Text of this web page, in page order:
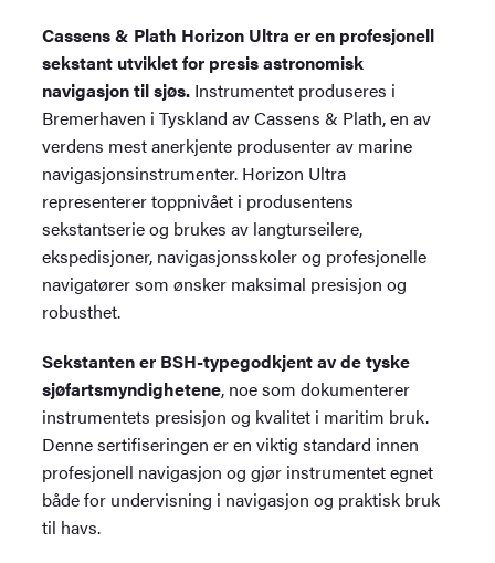
Cassens & Plath Horizon Ultra er en profesjonell
sekstant utviklet for presis astronomisk
navigasjon til sjøs. Instrumentet produseres i
Bremerhaven i Tyskland av Cassens & Plath, en av
verdens mest anerkjente produsenter av marine
navigasjonsinstrumenter. Horizon Ultra
representerer toppnivået i produsentens
sekstantserie og brukes av langturseilere,
ekspedisjoner, navigasjonsskoler og profesjonelle
navigatører som ønsker maksimal presisjon og
robusthet.
Sekstanten er BSH-typegodkjent av de tyske
sjøfartsmyndighetene, noe som dokumenterer
instrumentets presisjon og kvalitet i maritim bruk.
Denne sertifiseringen er en viktig standard innen
profesjonell navigasjon og gjør instrumentet egnet
både for undervisning i navigasjon og praktisk bruk
til havs.